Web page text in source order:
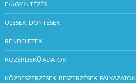
E-ÜGYINTÉZÉS
ÜLÉSEK, DÖNTÉSEK
RENDELETEK
KÖZÉRDEKŰ ADATOK
KÖZBESZERZÉSEK, BESZERZÉSEK, PÁLYÁZATOK